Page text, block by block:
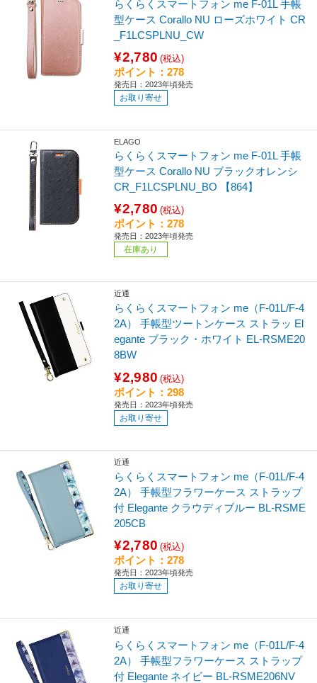
らくらくスマートフォン me F-01L 手帳
型ケース Corallo NU ローズホワイト CR
_F1LCSPLNU_CW
¥2,780 (税込)
ポイント：278
発売日：2023年頃発売
お取り寄せ
ELAGO
らくらくスマートフォン me F-01L 手帳
型ケース Corallo NU ブラックオレンシ
CR_F1LCSPLNU_BO 【864】
¥2,780 (税込)
ポイント：278
発売日：2023年頃発売
在庫あり
近通
らくらくスマートフォン me（F-01L/F-4
2A） 手帳型ツートンケース ストラッ El
egante ブラック・ホワイト EL-RSME20
8BW
¥2,980 (税込)
ポイント：298
発売日：2023年頃発売
お取り寄せ
近通
らくらくスマートフォン me（F-01L/F-4
2A） 手帳型フラワーケース ストラップ
付 Elegante クラウディブルー BL-RSME
205CB
¥2,780 (税込)
ポイント：278
発売日：2023年頃発売
お取り寄せ
近通
らくらくスマートフォン me（F-01L/F-4
2A） 手帳型フラワーケース ストラップ
付 Elegante ネイビー BL-RSME206NV